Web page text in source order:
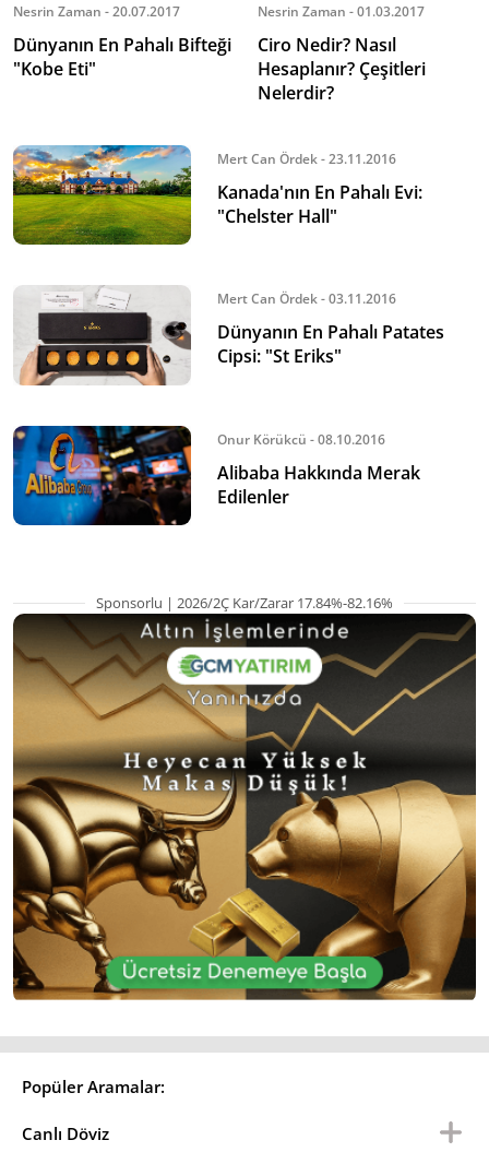
Nesrin Zaman - 20.07.2017
Dünyanın En Pahalı Bifteği
"Kobe Eti"
Nesrin Zaman - 01.03.2017
Ciro Nedir? Nasıl
Hesaplanır? Çeşitleri
Nelerdir?
Mert Can Ördek - 23.11.2016
Kanada'nın En Pahalı Evi:
"Chelster Hall"
Mert Can Ördek - 03.11.2016
Dünyanın En Pahalı Patates
Cipsi: "St Eriks"
Onur Körükcü - 08.10.2016
Alibaba Hakkında Merak
Edilenler
Sponsorlu | 2026/2Ç Kar/Zarar 17.84%-82.16%
Popüler Aramalar:
Canlı Döviz